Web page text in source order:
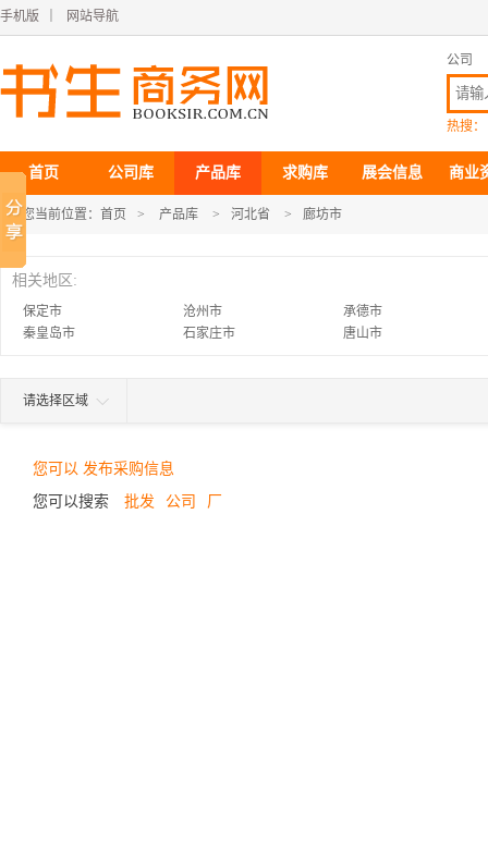
手机版 网站导航
公司
热搜：
首页 公司库 产品库 求购库 展会信息 商业
您当前位置： 首页 > 产品库 > 河北省 > 廊坊市
相关地区:
保定市 沧州市
承德市
秦皇岛市
石家庄市 唐山市
请选择区域
您可以 发布采购信息
您可以搜索
批发 公司 厂